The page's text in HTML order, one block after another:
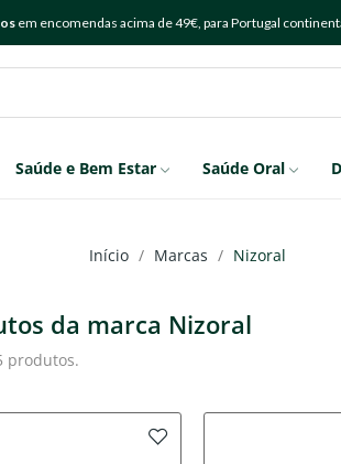
em encomendas acima de 49€, para Portugal
Saúde e Bem Estar Saúde Oral
Início Marcas Nizoral
da marca Nizoral
produtos.